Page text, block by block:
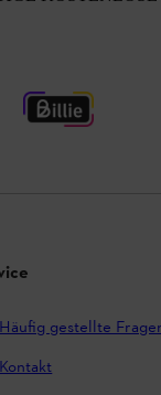
Häufig gestellte
Kontakt